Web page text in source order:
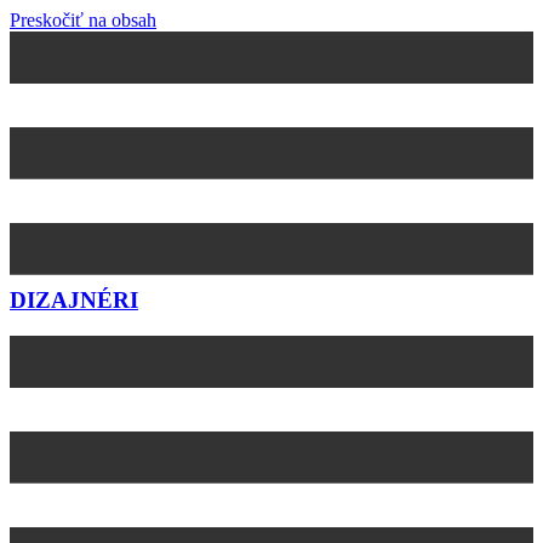
Preskočiť na obsah
DIZAJNÉRI